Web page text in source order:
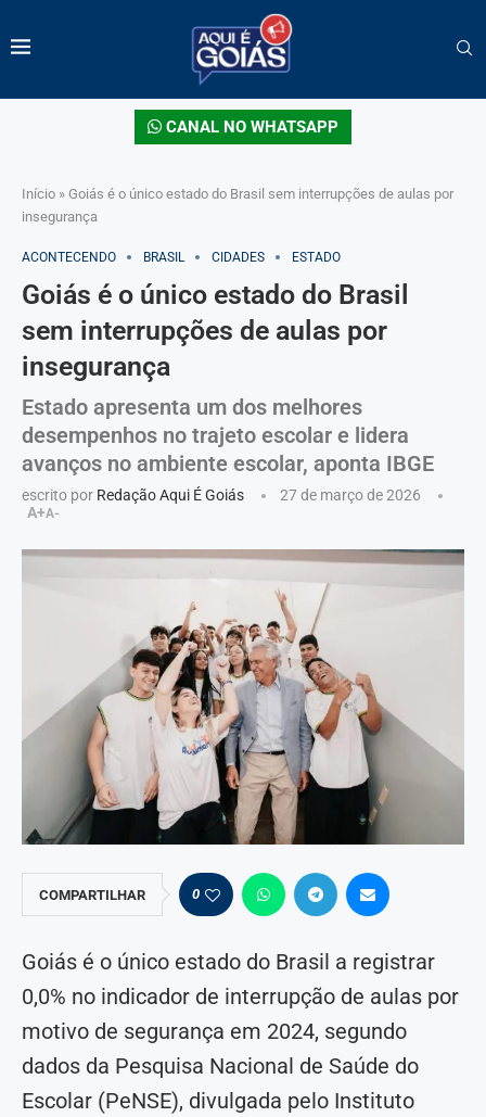
CANAL NO WHATSAPP
Início » Goiás é o único estado do Brasil sem interrupções de aulas por
insegurança
ACONTECENDO BRASIL CIDADES ESTADO
Goiás é o único estado do Brasil
sem interrupções de aulas por
insegurança
Estado apresenta um dos melhores
desempenhos no trajeto escolar e lidera
avanços no ambiente escolar, aponta IBGE
escrito por Redação Aqui É Goiás
27 de março de 2026
A+A-
COMPARTILHAR 0
Goiás é o único estado do Brasil a registrar
0,0% no indicador de interrupção de aulas por
motivo de segurança em 2024, segundo
dados da Pesquisa Nacional de Saúde do
Escolar (PeNSE), divulgada pelo Instituto